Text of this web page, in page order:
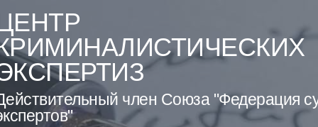
член Союза "Федерация